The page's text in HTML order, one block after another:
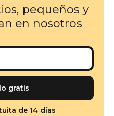
pequeños y
en nosotros
de 14 días